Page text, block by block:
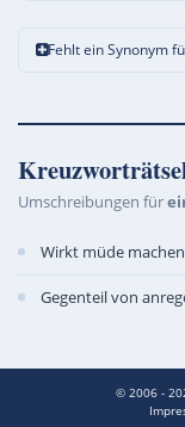
Fehlt ein Synonym
Umschreibungen für
Wirkt müde
Gegenteil von
© 2006 -